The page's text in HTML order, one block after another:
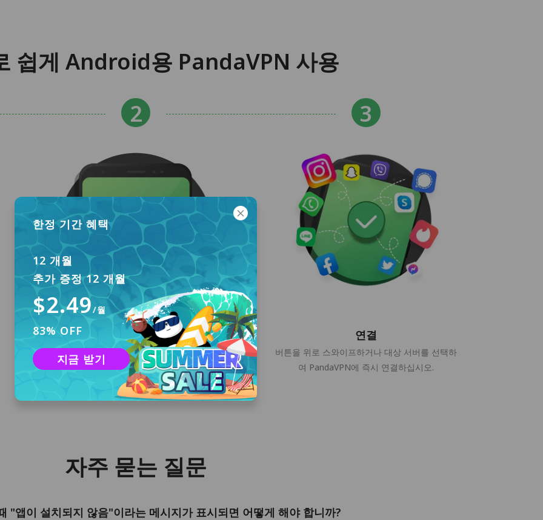
쉽게 Android용 PandaVPN 사용
로그인
등록이 필요 없습니다. PandaVPN을 처음 설치
하는 경우 자동 로그인과 함께 3일 무료 평가판
계정을 받게 됩니다.
연결
버튼을 위로 스와이프하거나 대상 서버를 선택하
여 PandaVPN에 즉시 연결하십시오.
자주 묻는 질문
앱이 설치되지 않음"이라는 메시지가 표시되면 어떻게 해야 합니까?
한정 기간 혜택
12 개월
추가 증정 12 개월
$2.49/월
83% OFF
지금 받기